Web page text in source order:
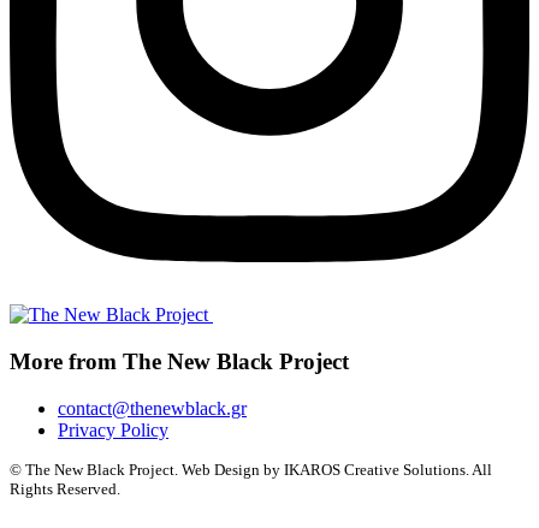
More from The New Black Project
contact@thenewblack.gr
Privacy Policy
© The New Black Project. Web Design by IKAROS Creative Solutions. All
Rights Reserved.